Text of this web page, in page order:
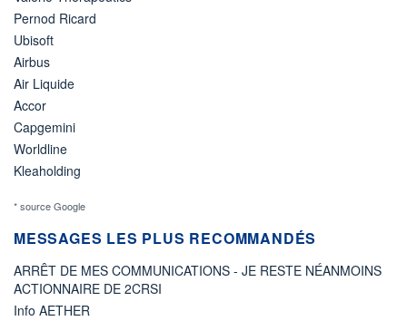
Pernod Ricard
Ubisoft
Airbus
Air Liquide
Accor
Capgemini
Worldline
Kleaholding
* source Google
MESSAGES LES PLUS RECOMMANDÉS
ARRÊT DE MES COMMUNICATIONS - JE RESTE NÉANMOINS
ACTIONNAIRE DE 2CRSI
Info AETHER